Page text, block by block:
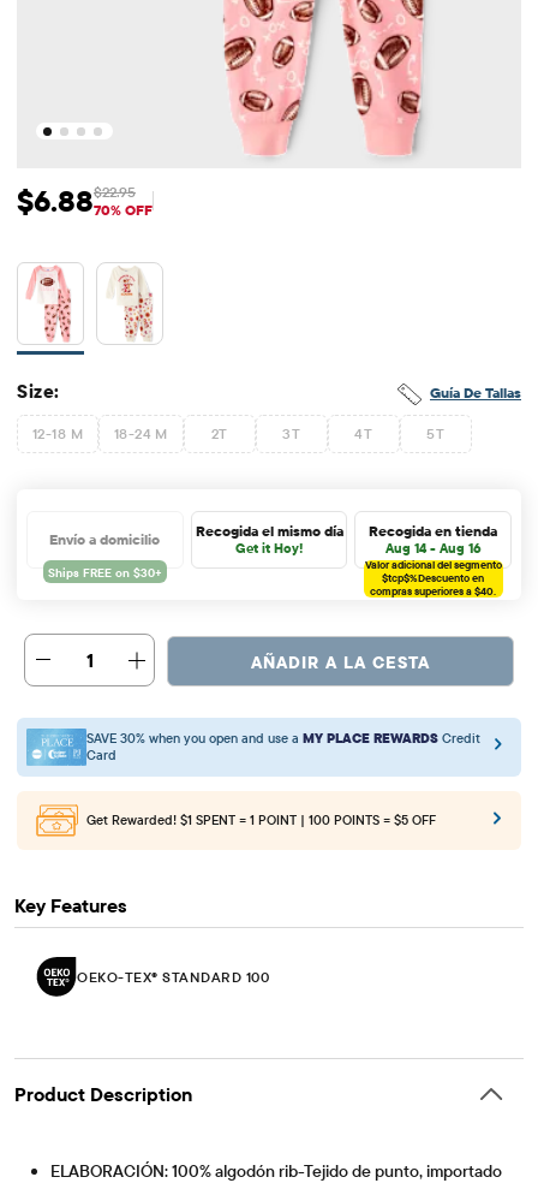
Precio de venta: $6.88
$6.88 Precio original: $22.95
$22.95
70% OFF
Guía De Tallas
Size:
12-18 M 18-24 M 2T 3T 4T 5T
Envío a domicilio Recogida el mismo día
Get it Hoy!
Recogida en tienda
Aug 14 - Aug 16
Valor adicional del segmento
$tcp$%Descuento en
compras superiores a $40.
1 AÑADIR A LA CESTA
SAVE 30% when you open and use a MY PLACE REWARDS Credit
Card
Get Rewarded! $1 SPENT = 1 POINT | 100 POINTS = $5 OFF
Key Features
OEKO-TEX® STANDARD 100
Product Description
ELABORACIÓN: 100% algodón rib-Tejido de punto, importado